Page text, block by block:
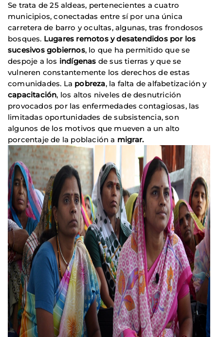
Se trata de 25 aldeas, pertenecientes a cuatro
municipios, conectadas entre sí por una única
carretera de barro y ocultas, algunas, tras frondosos
bosques. Lugares remotos y desatendidos por los
sucesivos gobiernos, lo que ha permitido que se
despoje a los indígenas de sus tierras y que se
vulneren constantemente los derechos de estas
comunidades. La pobreza, la falta de alfabetización y
capacitación, los altos niveles de desnutrición
provocados por las enfermedades contagiosas, las
limitadas oportunidades de subsistencia, son
algunos de los motivos que mueven a un alto
porcentaje de la población a migrar.